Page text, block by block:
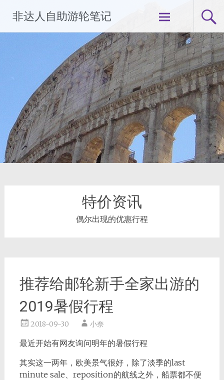
content
非达人自助游轮笔记
特价资讯
偶尔出现的优惠行程
推荐给邮轮新手全家出游的
2019暑假行程
2018-09-30 小奈
最近开始有网友询问明年的暑假行程
其实这一两年，欧美景气很好，除了淡季的last
minute sale、reposition的航线之外，船票都不便